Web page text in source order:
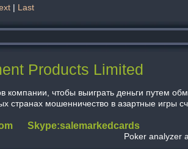
| Last
Products Limited
компании, чтобы выиграть деньги путем
странах мошенничество в азартные игры
Skype:salemarkedcards
Poker analyzer